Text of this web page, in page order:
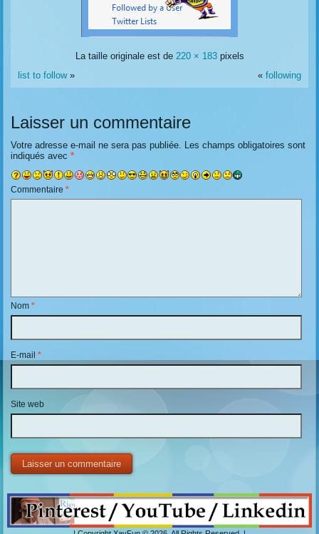
La taille originale est de 220 × 183pixels
list to follow» « following
Laisser un commentaire
Votre adresse e-mail ne sera pas publiée. Les champs obligatoires sont
indiqués avec*
Commentaire*
Nom*
E-mail*
Site web